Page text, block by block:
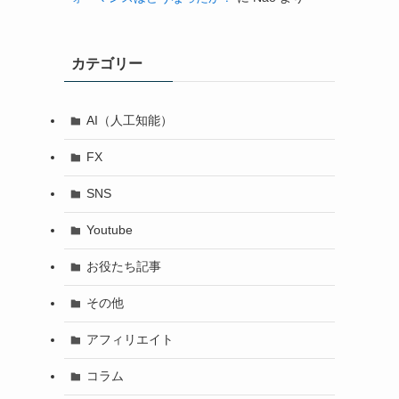
カテゴリー
AI（人工知能）
FX
SNS
Youtube
お役たち記事
その他
アフィリエイト
コラム